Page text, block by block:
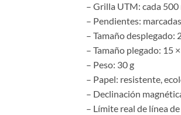
– Grilla UTM: cada 500
– Pendientes:
– Tamaño desplegado:
– Tamaño plegado: 15
– Peso: 30 g
– Papel: resistente,
– Declinación
– Límite real de línea